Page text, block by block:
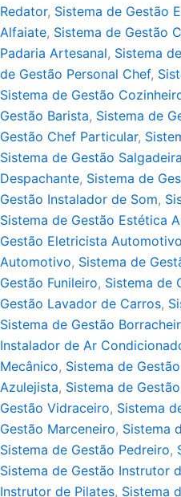
Redator, Sistema de Gestão
Alfaiate, Sistema de Gestão
Padaria Artesanal, Sistema
de Gestão Personal Chef,
Sistema de Gestão
Gestão Barista, Sistema de
Gestão Chef Particular,
Sistema de Gestão Salgadeira
Despachante, Sistema de
Gestão Instalador de Som,
Sistema de Gestão Estética
Gestão Eletricista Automotivo
Automotivo, Sistema de
Gestão Funileiro, Sistema de
Gestão Lavador de Carros,
Sistema de Gestão
Instalador de Ar
Mecânico, Sistema de
Azulejista, Sistema de
Gestão Vidraceiro, Sistema
Gestão Marceneiro, Sistema
Sistema de Gestão Pedreiro,
Sistema de Gestão Instrutor
Instrutor de Pilates, Sistema